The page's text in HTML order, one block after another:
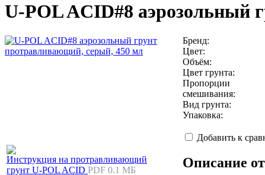
U-POL ACID#8 аэрозольный
Бренд:
Цвет:
Объём:
Цвет грунта:
Пропорции
смешивания:
Вид грунта:
Упаковка:
Добавить к
Инструкция на протравливающий
грунт U-POL ACID PDF 0.1 МБ Описание